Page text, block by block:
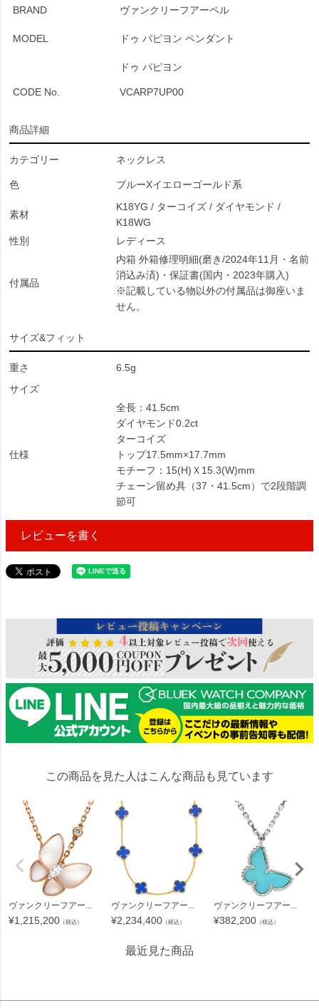
BRAND ヴァンクリーフアーペル
MODEL ドゥ パピヨン ペンダント
ドゥ パピヨン
CODE No. VCARP7UP00
商品詳細
カテゴリー ネックレス
色 ブルーXイエローゴールド系
素材
K18YG / ターコイズ / ダイヤモンド /
K18WG
性別
レディース
付属品
内箱 外箱修理明細(磨き/2024年11月・名前
消込み済)・保証書(国内・2023年購入)
※記載している物以外の付属品は御座いま
せん。
サイズ&フィット
重さ
6.5g
サイズ
仕様
全長：41.5cm
ダイヤモンド0.2ct
ターコイズ
トップ17.5mm×17.7mm
モチーフ：15(H)Ｘ15.3(W)mm
チェーン留め具（37・41.5cm）で2段階調
節可
レビューを書く
この商品を見た人はこんな商品も見ています
ヴァンクリーフアー...
¥1,215,200 （税込）
ヴァンクリーフアー...
¥2,234,400 （税込）
ヴァンクリーフアー...
¥382,200 （税込）
最近見た商品